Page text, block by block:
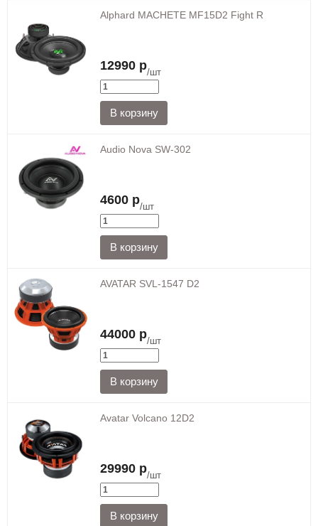
Alphard MACHETE MF15D2 Fight R
12990 р/шт
Audio Nova SW-302
4600 р/шт
AVATAR SVL-1547 D2
44000 р/шт
Avatar Volcano 12D2
29990 р/шт